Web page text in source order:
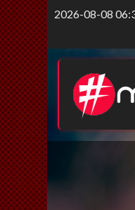
2026-08-08